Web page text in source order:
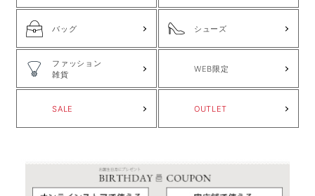
バッグ シューズ
ファッション
雑貨
WEB限定
SALE OUTLET